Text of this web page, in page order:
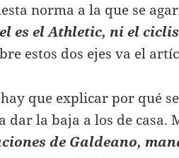
norma a la que se
es el Athletic, ni el
estos dos ejes va el
que explicar por qué se
dar la baja a los de casa.
de Galdeano,